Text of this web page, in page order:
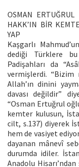
OSMAN
HAKK’IN BİR
YAP
Kaşgarlı
dediği Türklere
Padişahları da
vermişlerdi. “Bizim
Allah’ın dinini
davası değildir”
“Osman Ertuğrul
kemter kulusun,
cilt, s.137) diyerek
hem de vasiyet
dayanan mânevî
durumda idiler.
Anadolu